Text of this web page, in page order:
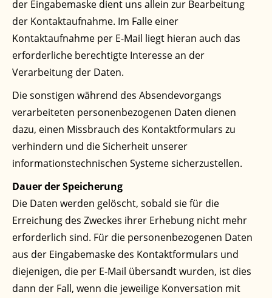
der Eingabemaske dient uns allein zur Bearbeitung
der Kontaktaufnahme. Im Falle einer
Kontaktaufnahme per E-Mail liegt hieran auch das
erforderliche berechtigte Interesse an der
Verarbeitung der Daten.
Die sonstigen während des Absendevorgangs
verarbeiteten personenbezogenen Daten dienen
dazu, einen Missbrauch des Kontaktformulars zu
verhindern und die Sicherheit unserer
informationstechnischen Systeme sicherzustellen.
Dauer der Speicherung
Die Daten werden gelöscht, sobald sie für die
Erreichung des Zweckes ihrer Erhebung nicht mehr
erforderlich sind. Für die personenbezogenen Daten
aus der Eingabemaske des Kontaktformulars und
diejenigen, die per E-Mail übersandt wurden, ist dies
dann der Fall, wenn die jeweilige Konversation mit